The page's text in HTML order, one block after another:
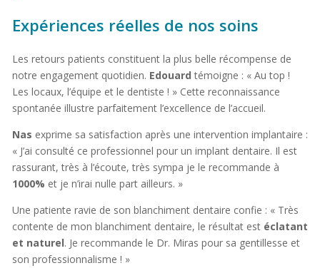
Expériences réelles de nos soins
Les retours patients constituent la plus belle récompense de
notre engagement quotidien. Edouard témoigne : « Au top !
Les locaux, l’équipe et le dentiste ! » Cette reconnaissance
spontanée illustre parfaitement l’excellence de l’accueil.
Nas exprime sa satisfaction après une intervention implantaire :
« J’ai consulté ce professionnel pour un implant dentaire. Il est
rassurant, très à l’écoute, très sympa je le recommande à
1000% et je n’irai nulle part ailleurs. »
Une patiente ravie de son blanchiment dentaire confie : « Très
contente de mon blanchiment dentaire, le résultat est éclatant
et naturel. Je recommande le Dr. Miras pour sa gentillesse et
son professionnalisme ! »